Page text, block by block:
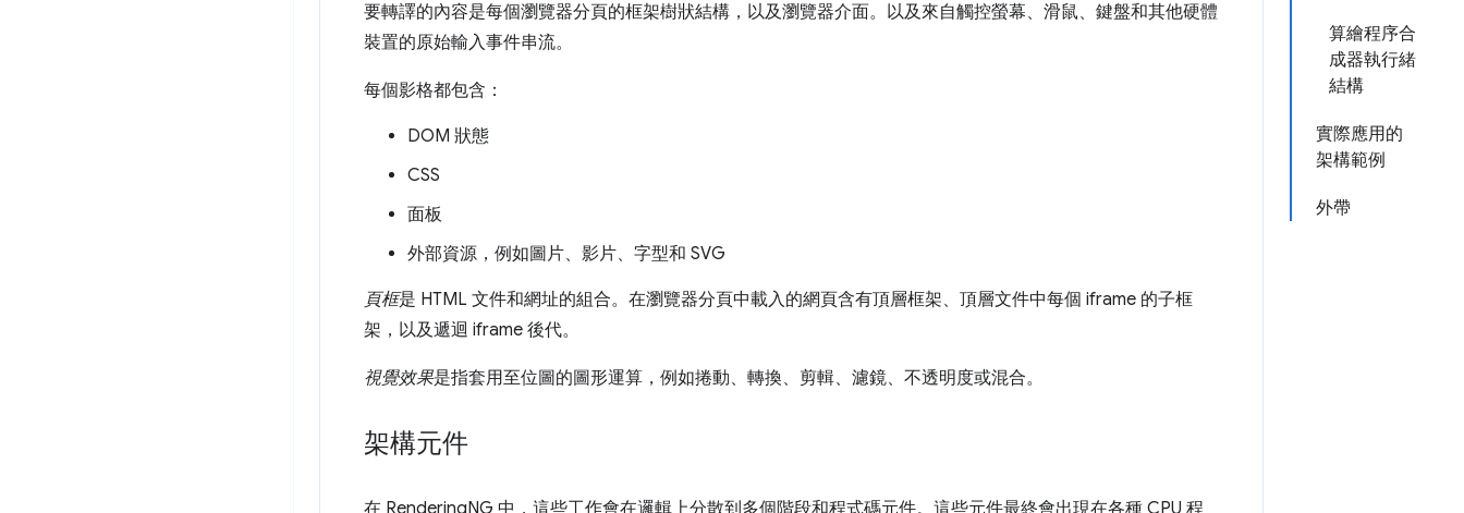
算繪程序合
成器執行緒
結構
實際應用的
架構範例
外帶
要轉譯的內容是每個瀏覽器分頁的框架樹狀結構，以及瀏覽器介面。以及來自觸控螢幕、滑鼠、鍵盤和其他硬體
裝置的原始輸入事件串流。
每個影格都包含：
DOM 狀態
CSS
面板
外部資源，例如圖片、影片、字型和 SVG
頁框是 HTML 文件和網址的組合。在瀏覽器分頁中載入的網頁含有頂層框架、頂層文件中每個 iframe 的子框
架，以及遞迴 iframe 後代。
視覺效果是指套用至位圖的圖形運算，例如捲動、轉換、剪輯、濾鏡、不透明度或混合。
架構元件
在 RenderingNG 中，這些工作會在邏輯上分散到多個階段和程式碼元件。這些元件最終會出現在各種 CPU 程